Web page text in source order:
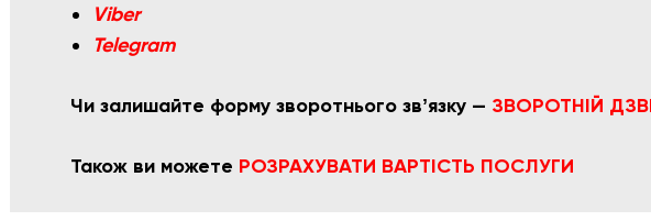
Viber
Telegram
Чи залишайте форму зворотнього звʼязку — ЗВОРОТНІЙ
Також ви можете РОЗРАХУВАТИ ВАРТІСТЬ ПОСЛУГИ